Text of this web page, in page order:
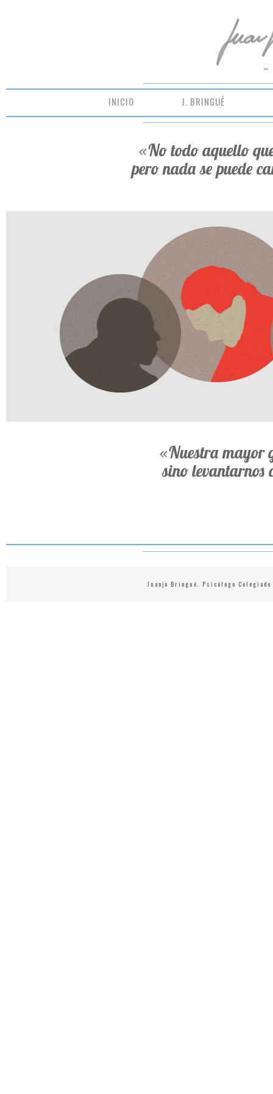
INICIO J. BRINGUÉ
«No todo aquello
pero nada se puede
«Nuestra mayor
sino levantarnos
Juanjo Bringué. Psicólogo